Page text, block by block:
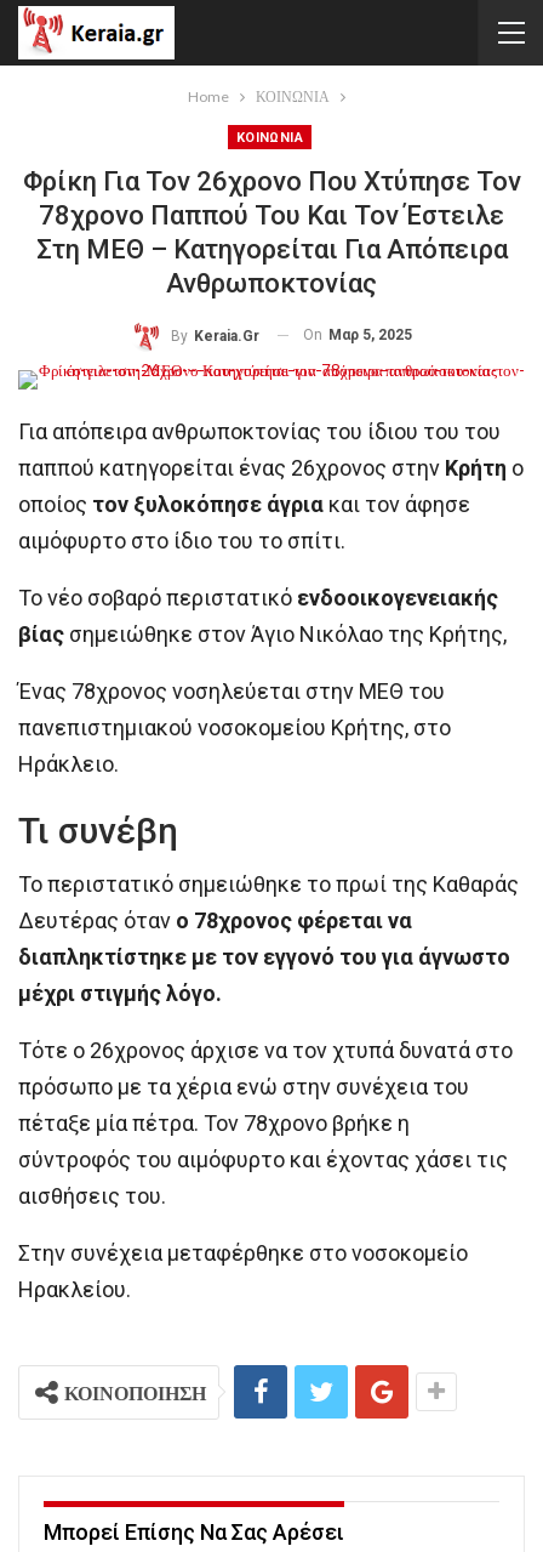
Home ΚΟΙΝΩΝΙΑ
ΚΟΙΝΩΝΙΑ
Φρίκη Για Τον 26χρονο Που Χτύπησε Τον
78χρονο Παππού Του Και Τον Έστειλε
Στη ΜΕΘ – Κατηγορείται Για Απόπειρα
Ανθρωποκτονίας
By Keraia.gr On Μαρ 5, 2025
Για απόπειρα ανθρωποκτονίας του ίδιου του του
παππού κατηγορείται ένας 26χρονος στην Κρήτη ο
οποίος τον ξυλοκόπησε άγρια και τον άφησε
αιμόφυρτο στο ίδιο του το σπίτι.
Το νέο σοβαρό περιστατικό ενδοοικογενειακής
βίας σημειώθηκε στον Άγιο Νικόλαο της Κρήτης,
Ένας 78χρονος νοσηλεύεται στην ΜΕΘ του
πανεπιστημιακού νοσοκομείου Κρήτης, στο
Ηράκλειο.
Τι συνέβη
Το περιστατικό σημειώθηκε το πρωί της Καθαράς
Δευτέρας όταν ο 78χρονος φέρεται να
διαπληκτίστηκε με τον εγγονό του για άγνωστο
μέχρι στιγμής λόγο.
Τότε ο 26χρονος άρχισε να τον χτυπά δυνατά στο
πρόσωπο με τα χέρια ενώ στην συνέχεια του
πέταξε μία πέτρα. Τον 78χρονο βρήκε η
σύντροφός του αιμόφυρτο και έχοντας χάσει τις
αισθήσεις του.
Στην συνέχεια μεταφέρθηκε στο νοσοκομείο
Ηρακλείου.
ΚΟΙΝΟΠΟΙΗΣΗ
Μπορεί Επίσης Να Σας Αρέσει